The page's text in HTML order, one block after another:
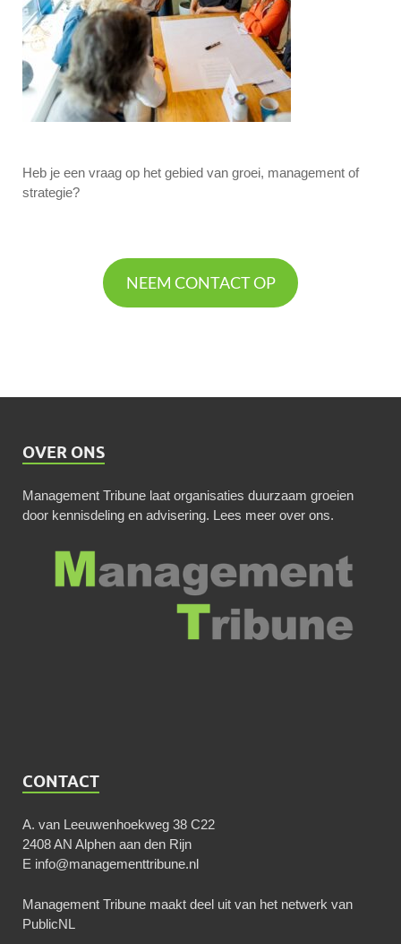
Heb je een vraag op het gebied van groei, management of
strategie?
NEEM CONTACT OP
OVER ONS
Management Tribune laat organisaties duurzaam groeien
door kennisdeling en advisering. Lees meer over ons.
CONTACT
A. van Leeuwenhoekweg 38 C22
2408 AN Alphen aan den Rijn
E info@managementtribune.nl
Management Tribune maakt deel uit van het netwerk van
PublicNL